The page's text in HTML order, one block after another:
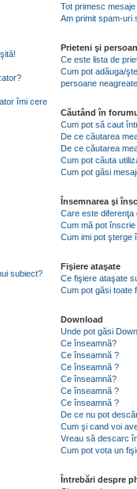
îmi cere
subiect?
Tot primesc
Am primit spam-uri
Prieteni şi
Ce este lista de
Cum pot adăuga/
persoane
Căutând în
Cum pot să caut
De ce căutarea
De ce căutarea
Cum pot căuta
Cum pot găsi
Însemnarea şi
Care este
Cum mă pot
Cum imi pot şterge
Fişiere ataşate
Ce fişiere ataşate
Cum pot găsi toate
Download
Unde pot găsi
Ce înseamnă?
Ce înseamnă ?
Ce înseamnă ?
Ce înseamnă?
Ce înseamnă ?
Ce înseamnă ?
De ce nu pot
Cum şi cand voi
Vreau să descarc
Cum pot vota un
Întrebări despre